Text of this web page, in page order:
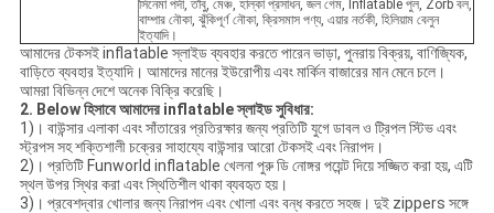
সিনেমা পর্দা, তাঁবু, মেঞ্চ, হাল্কা প্রসাধন, জল গেম, Inflatable পুল, Zorb বল,
বাম্পার নৌকা, ঝুঁকিপূর্ণ নৌকা, ক্রিসমাস পণ্য, এয়ার নর্তকী, হিলিয়াম বেলুন
ইত্যাদি।
আমাদের টেকসই inflatable স্লাইড ব্যবহার করতে পারেন ভাড়া, পুনরায় বিক্রয়, বাণিজ্যিক,
বাড়িতে ব্যবহার ইত্যাদি। আমাদের মানের ইউরোপীয় এবং মার্কিন বাজারের মান মেনে চলে।
আমরা বিভিন্ন দেশে অনেক বিক্রি করেছি।
2. Below হিসাবে আমাদের inflatable স্লাইড সুবিধার:
1)। বাউন্সার এলাকা এবং সাঁতারের প্রতিরক্ষার জন্য প্রতিটি যুগে ডাবল ও ট্রিপল স্টিভ এবং
স্ট্রপস সহ শক্তিশালী চক্রের সাহায্যে বাউন্সার আরো টেকসই এবং নিরাপদ।
2)। প্রতিটি Funworld inflatable খেলনা পুরু ডি নোঙ্গর পয়েন্ট দিয়ে সজ্জিত করা হয়, এটি
স্থল উপর স্থির করা এবং স্থিতিশীল থাকা ব্যবহৃত হয়।
3)। প্রবেশদ্বার খোলার জন্য নিরাপদ এবং খোলা এবং বন্ধ করতে সহজ। দুই zippers সঙ্গে